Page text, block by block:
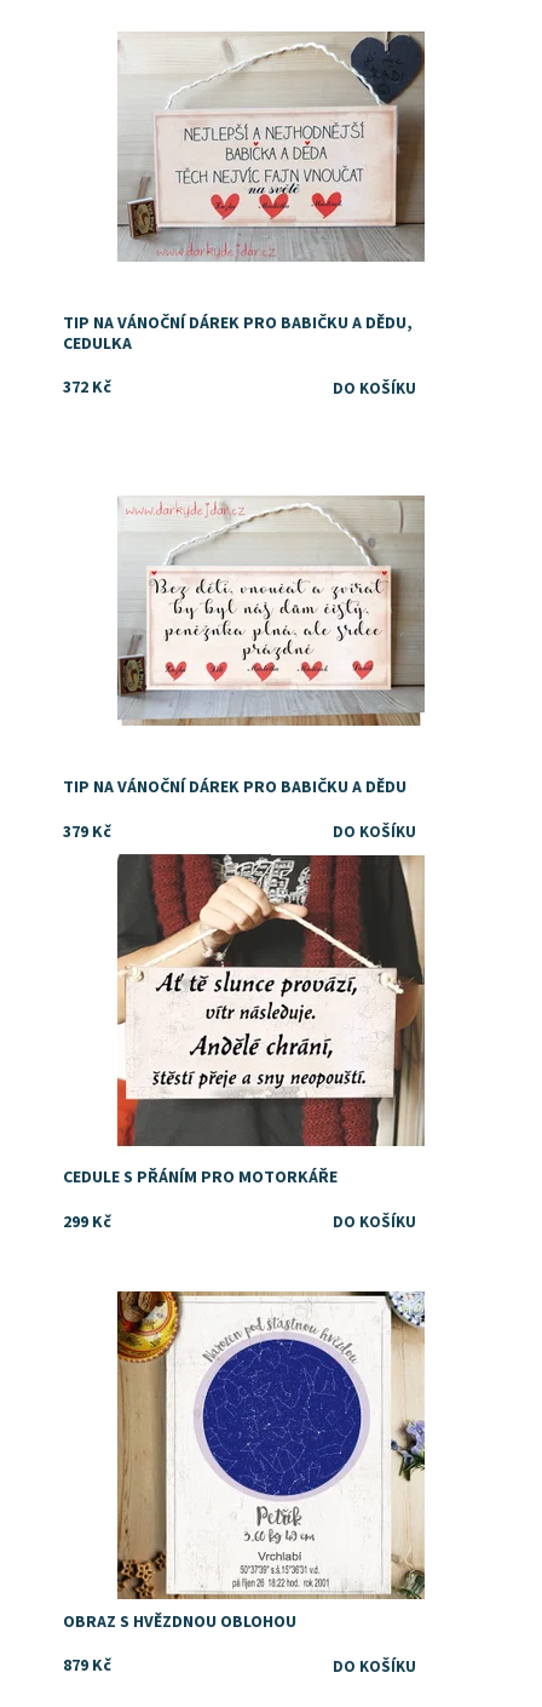
TIP NA VÁNOČNÍ DÁREK PRO BABIČKU A DĚDU,
CEDULKA
372 Kč
TIP NA VÁNOČNÍ DÁREK PRO BABIČKU A DĚDU
379 Kč
Dostupnost:
Skladem
CEDULE S PŘÁNÍM PRO MOTORKÁŘE
299 Kč
Darujte výjimečný dárek k narození mimika. Obraz s
mapou hvězdné oblohy
Dostupnost:
Skladem
OBRAZ S HVĚZDNOU OBLOHOU
879 Kč